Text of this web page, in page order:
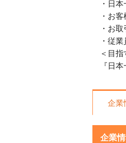
・日
・お
・お
・従
＜目指
『日
企業
企業